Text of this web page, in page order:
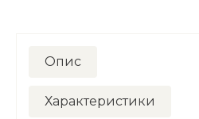
Опис
Характеристики